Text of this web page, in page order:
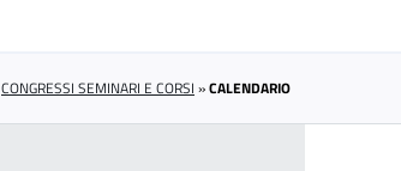
CONGRESSI SEMINARI E CORSI »CALENDARIO